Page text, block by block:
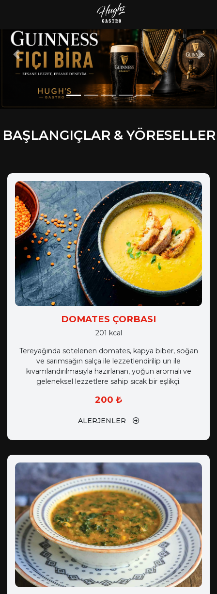
Previous Next
& YÖRESELLER
DOMATES ÇORBASI
201 kcal
Tereyağında sotelenen domates, kapya biber, soğan
ve sarımsağın salça ile lezzetlendirilip un ile
kıvamlandırılmasıyla hazırlanan, yoğun aromalı ve
geleneksel lezzetlere sahip sıcak bir eşlikçi.
200 ₺
ALERJENLER